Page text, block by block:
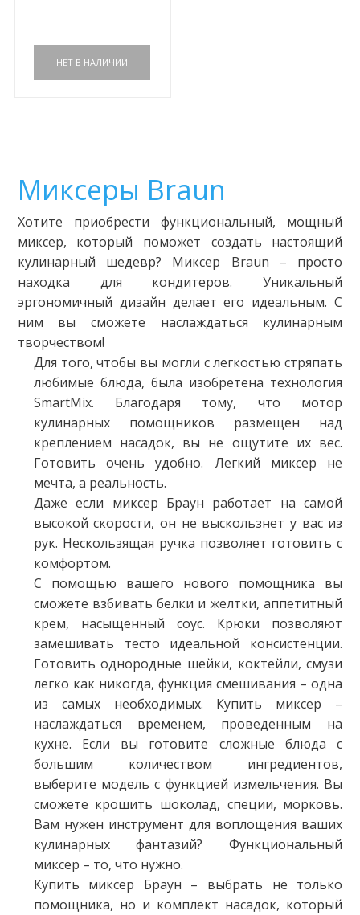
Миксеры Braun
Хотите приобрести функциональный, мощный
миксер, который поможет создать настоящий
кулинарный шедевр? Миксер Braun – просто
находка для кондитеров. Уникальный
эргономичный дизайн делает его идеальным. С
ним вы сможете наслаждаться кулинарным
творчеством!
Для того, чтобы вы могли с легкостью стряпать
любимые блюда, была изобретена технология
SmartMix. Благодаря тому, что мотор
кулинарных помощников размещен над
креплением насадок, вы не ощутите их вес.
Готовить очень удобно. Легкий миксер не
мечта, а реальность.
Даже если миксер Браун работает на самой
высокой скорости, он не выскользнет у вас из
рук. Нескользящая ручка позволяет готовить с
комфортом.
С помощью вашего нового помощника вы
сможете взбивать белки и желтки, аппетитный
крем, насыщенный соус. Крюки позволяют
замешивать тесто идеальной консистенции.
Готовить однородные шейки, коктейли, смузи
легко как никогда, функция смешивания – одна
из самых необходимых. Купить миксер –
наслаждаться временем, проведенным на
кухне. Если вы готовите сложные блюда с
большим количеством ингредиентов,
выберите модель с функцией измельчения. Вы
сможете крошить шоколад, специи, морковь.
Вам нужен инструмент для воплощения ваших
кулинарных фантазий? Функциональный
миксер – то, что нужно.
Купить миксер Браун – выбрать не только
помощника, но и комплект насадок, который